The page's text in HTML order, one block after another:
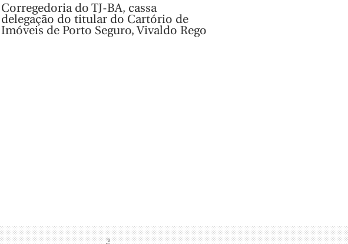
Corregedoria do TJ-BA, cassa
delegação do titular do Cartório de
Imóveis de Porto Seguro, Vivaldo Rego